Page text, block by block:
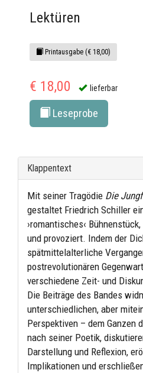
Lektüren
Printausgabe (€ 18,00)
€ 18,00 lieferbar
Leseprobe
Klappentext
Mit seiner Tragödie Die
gestaltet Friedrich Schiller
›romantisches‹
und provoziert. Indem der
spätmittelalterliche
postrevolutionären
verschiedene Zeit- und
Die Beiträge des Bandes
unterschiedlichen, aber
Perspektiven – dem Ganzen
nach seiner Poetik,
Darstellung und Reflexion,
Implikationen und